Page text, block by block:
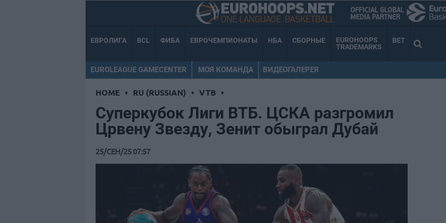
ЕВРОЛИГА BCL ФИБА ЕВРОЧЕМПИОНАТЫ НБА СБОРНЫЕ
EUROHOOPS
TRADEMARKS
BET
EUROLEAGUE GAMECENTER МОЯ КОМАНДА ВИДЕОГАЛЕРЕЯ
HOME • RU (RUSSIAN) • VTB •
Суперкубок Лиги ВТБ. ЦСКА разгромил
Црвену Звезду, Зенит обыграл Дубай
25/СЕН/25 07:57